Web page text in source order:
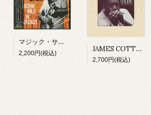
マジック・サム/ ライヴ・イン・シカゴ～ロッキン・ワイルド(CD)
2,200円(税込) JAMES COTTON/ MIGHTY LONG TIME(CD)
2,700円(税込)